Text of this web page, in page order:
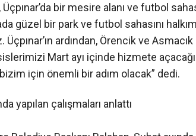
bir mesire alanı ve futbol
güzel bir park ve futbol sahasını
Üçpınar’ın ardından, Örencik ve
Mart ayı içinde hizmete
bizim için önemli bir adım olacak” dedi.
yapılan çalışmaları anlattı